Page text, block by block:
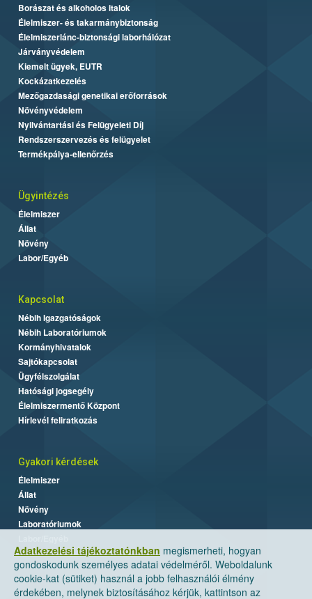
Adatkezelési tájékoztatónkban megismerheti, hogyan
gondoskodunk személyes adatai védelméről. Weboldalunk
cookie-kat (sütiket) használ a jobb felhasználói élmény
érdekében, melynek biztosításához kérjük, kattintson az
Borászat és alkoholos italok
Élelmiszer- és takarmánybiztonság
Élelmiszerlánc-biztonsági laborhálózat
Járványvédelem
Kiemelt ügyek, EUTR
Kockázatkezelés
Mezőgazdasági genetikai erőforrások
Növényvédelem
Nyilvántartási és Felügyeleti Díj
Rendszerszervezés és felügyelet
Termékpálya-ellenőrzés
Ügyintézés
Élelmiszer
Állat
Növény
Labor/Egyéb
Kapcsolat
Nébih Igazgatóságok
Nébih Laboratóriumok
Kormányhivatalok
Sajtókapcsolat
Ügyfélszolgálat
Hatósági jogsegély
Élelmiszermentő Központ
Hírlevél feliratkozás
Gyakori kérdések
Élelmiszer
Állat
Növény
Laboratóriumok